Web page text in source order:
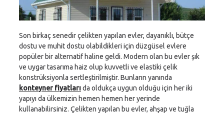
Son birkaç senedir çelikten yapılan evler, dayanıklı, bütçe
dostu ve muhit dostu olabildikleri için düzgüsel evlere
popüler bir alternatif haline geldi. Modern olan bu evler şık
ve uygar tasarıma haiz olup kuvvetli ve elastiki çelik
konstrüksiyonla sertleştirilmiştir. Bunların yanında
konteyner fiyatlarıda oldukça uygun olduğu için her iki
yapıyı da ülkemizin hemen hemen her yerinde
kullanabilirsiniz. Çelikten yapılan bu evler, ahşap ve tuğla